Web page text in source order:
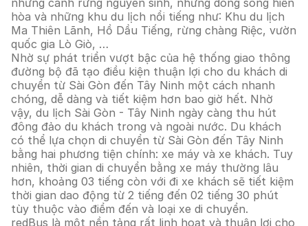
những cánh rừng nguyên sinh, những dòng sông hiền
hòa và những khu du lịch nổi tiếng như: Khu du lịch
Ma Thiên Lãnh, Hồ Dầu Tiếng, rừng chàng Riệc, vườn
quốc gia Lò Giò, …
Nhờ sự phát triển vượt bậc của hệ thống giao thông
đường bộ đã tạo điều kiện thuận lợi cho du khách di
chuyển từ Sài Gòn đến Tây Ninh một cách nhanh
chóng, dễ dàng và tiết kiệm hơn bao giờ hết. Nhờ
vậy, du lịch Sài Gòn - Tây Ninh ngày càng thu hút
đông đảo du khách trong và ngoài nước. Du khách
có thể lựa chọn di chuyển từ Sài Gòn đến Tây Ninh
bằng hai phương tiện chính: xe máy và xe khách. Tuy
nhiên, thời gian di chuyển bằng xe máy thường lâu
hơn, khoảng 03 tiếng còn với đi xe khách sẽ tiết kiệm
thời gian dao động từ 2 tiếng đến 02 tiếng 30 phút
tùy thuộc vào điểm đến và loại xe di chuyển.
redBus là một nền tảng rất linh hoạt và thuận lợi cho